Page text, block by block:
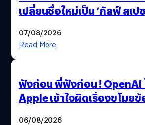
เปลี่ยนชื่อใหม่เป็น ‘กัลฟ์ สเปซ
07/08/2026
Read More
ฟังก่อน พี่ฟังก่อน ! OpenAI
Apple เข้าใจผิดเรื่องขโมย
06/08/2026